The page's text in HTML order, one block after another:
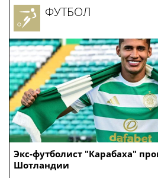
Экс-футболист "Карабаха"
Шотландии
ФУТБОЛ